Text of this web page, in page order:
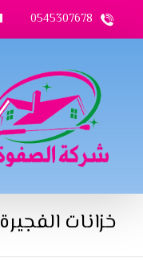
0545307678
خزانات الفجيرة